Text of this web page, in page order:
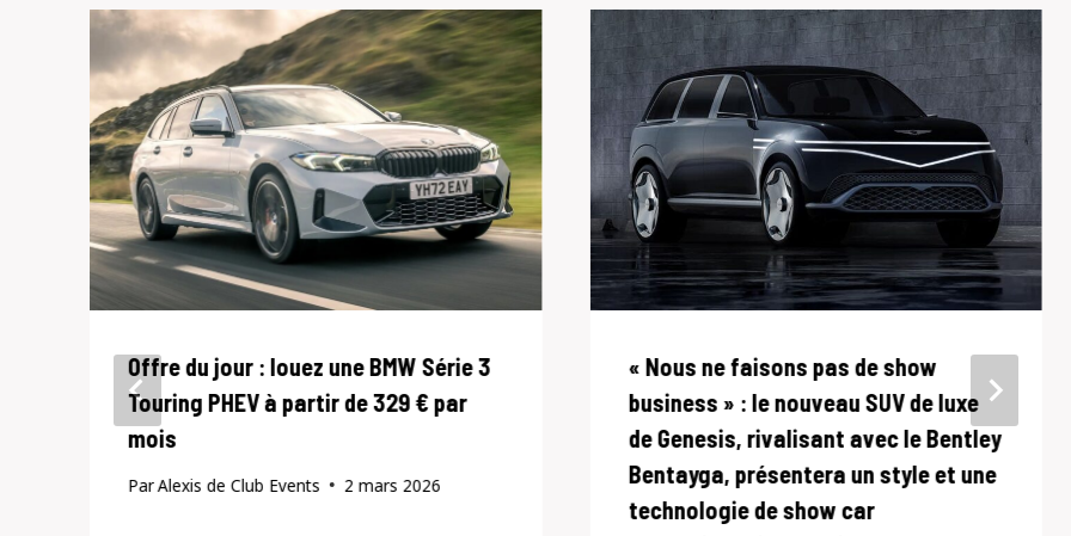
Offre du jour : louez une BMW Série 3
Touring PHEV à partir de 329 € par
mois
ParAlexis de Club Events 2 mars 2026
« Nous ne faisons pas de show
business » : le nouveau SUV de luxe
de Genesis, rivalisant avec le Bentley
Bentayga, présentera un style et une
technologie de show car